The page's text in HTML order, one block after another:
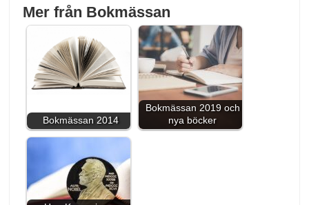
Mer från Bokmässan
Bokmässan 2014
Bokmässan 2019 och
nya böcker